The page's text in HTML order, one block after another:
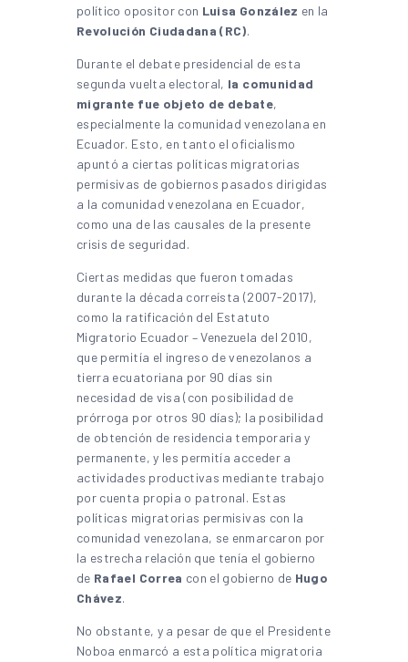
político opositor con Luisa González en la
Revolución Ciudadana (RC).
Durante el debate presidencial de esta
segunda vuelta electoral, la comunidad
migrante fue objeto de debate,
especialmente la comunidad venezolana en
Ecuador. Esto, en tanto el oficialismo
apuntó a ciertas políticas migratorias
permisivas de gobiernos pasados dirigidas
a la comunidad venezolana en Ecuador,
como una de las causales de la presente
crisis de seguridad.
Ciertas medidas que fueron tomadas
durante la década correísta (2007-2017),
como la ratificación del Estatuto
Migratorio Ecuador – Venezuela del 2010,
que permitía el ingreso de venezolanos a
tierra ecuatoriana por 90 días sin
necesidad de visa (con posibilidad de
prórroga por otros 90 días); la posibilidad
de obtención de residencia temporaria y
permanente, y les permitía acceder a
actividades productivas mediante trabajo
por cuenta propia o patronal. Estas
políticas migratorias permisivas con la
comunidad venezolana, se enmarcaron por
la estrecha relación que tenía el gobierno
de Rafael Correa con el gobierno de Hugo
Chávez.
No obstante, y a pesar de que el Presidente
Noboa enmarcó a esta política migratoria